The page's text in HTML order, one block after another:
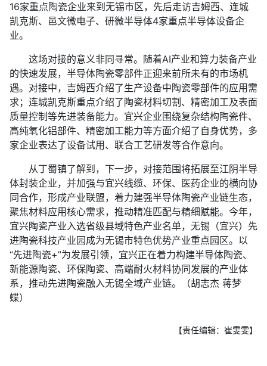
16家重点陶瓷企业来到无锡市区，先后走访吉姆西、连城
凯克斯、邑文微电子、研微半导体4家重点半导体设备企
业。
这场对接的意义非同寻常。随着AI产业和算力装备产业
的快速发展，半导体陶瓷零部件正迎来前所未有的市场机
遇。对接中，吉姆西介绍了生产设备中陶瓷零部件的应用需
求；连城凯克斯重点介绍了陶瓷材料切割、精密加工及表面
质量控制等先进装备能力。宜兴企业围绕复杂结构陶瓷件、
高纯氧化铝部件、精密加工能力等方面介绍了自身优势，多
家企业表达了设备试用、联合工艺研发等合作意向。
从丁蜀镇了解到，下一步，对接范围将拓展至江阴半导
体封装企业，并加强与宜兴线缆、环保、医药企业的横向协
同合作，形成产业联盟，着力建强半导体陶瓷产业链生态，
聚焦材料应用核心需求，推动精准匹配与精细赋能。今年，
宜兴陶瓷产业入选省级县域特色产业名单，无锡（宜兴）先
进陶瓷科技产业园成为无锡市特色优势产业重点园区。以
“先进陶瓷+”为发展引领，宜兴正在着力构建半导体陶瓷、
新能源陶瓷、环保陶瓷、高端耐火材料协同发展的产业体
系，推动先进陶瓷融入无锡全域产业链。（胡志杰 蒋梦
蝶）
【责任编辑：崔雯雯】